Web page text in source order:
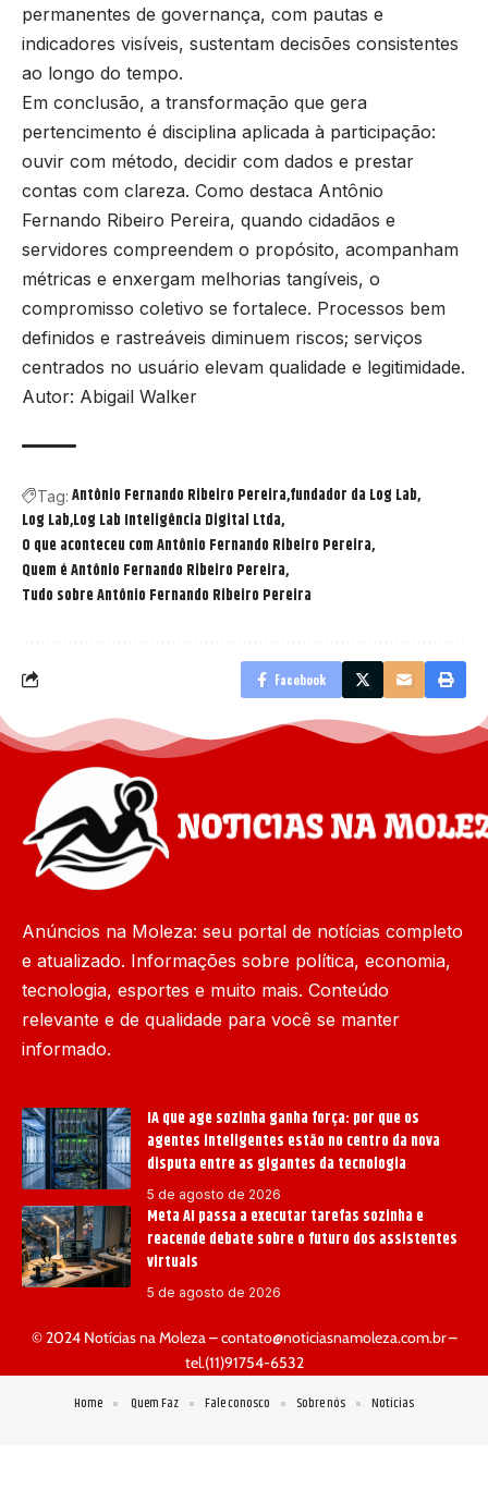
permanentes de governança, com pautas e
indicadores visíveis, sustentam decisões consistentes
ao longo do tempo.
Em conclusão, a transformação que gera
pertencimento é disciplina aplicada à participação:
ouvir com método, decidir com dados e prestar
contas com clareza. Como destaca Antônio
Fernando Ribeiro Pereira, quando cidadãos e
servidores compreendem o propósito, acompanham
métricas e enxergam melhorias tangíveis, o
compromisso coletivo se fortalece. Processos bem
definidos e rastreáveis diminuem riscos; serviços
centrados no usuário elevam qualidade e legitimidade.
Autor: Abigail Walker
Tag: Antônio Fernando Ribeiro Pereira fundador da Log Lab
Log Lab Log Lab Inteligência Digital Ltda
O que aconteceu com Antônio Fernando Ribeiro Pereira
Quem é Antônio Fernando Ribeiro Pereira
Tudo sobre Antônio Fernando Ribeiro Pereira
Facebook
Anúncios na Moleza: seu portal de notícias completo
e atualizado. Informações sobre política, economia,
tecnologia, esportes e muito mais. Conteúdo
relevante e de qualidade para você se manter
informado.
IA que age sozinha ganha força: por que os
agentes inteligentes estão no centro da nova
disputa entre as gigantes da tecnologia
5 de agosto de 2026
Meta AI passa a executar tarefas sozinha e
reacende debate sobre o futuro dos assistentes
virtuais
5 de agosto de 2026
© 2024 Notícias na Moleza –contato@noticiasnamoleza.com.br–
tel.(11)91754-6532
Home Quem Faz Fale conosco Sobre nós Notícias